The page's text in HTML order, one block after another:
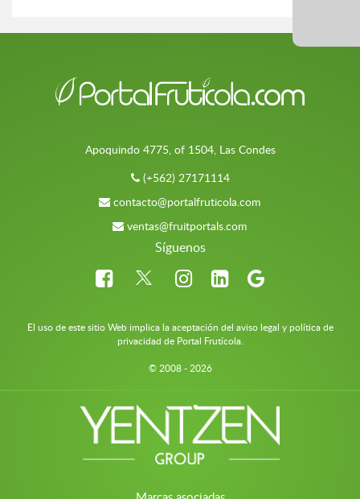
Apoquindo 4775, of 1504, Las Condes
(+562) 27171114
contacto@portalfruticola.com
ventas@fruitportals.com
Síguenos
El uso de este sitio Web implica la aceptación del aviso legal y política de
privacidad de Portal Frutícola.
© 2008 - 2026